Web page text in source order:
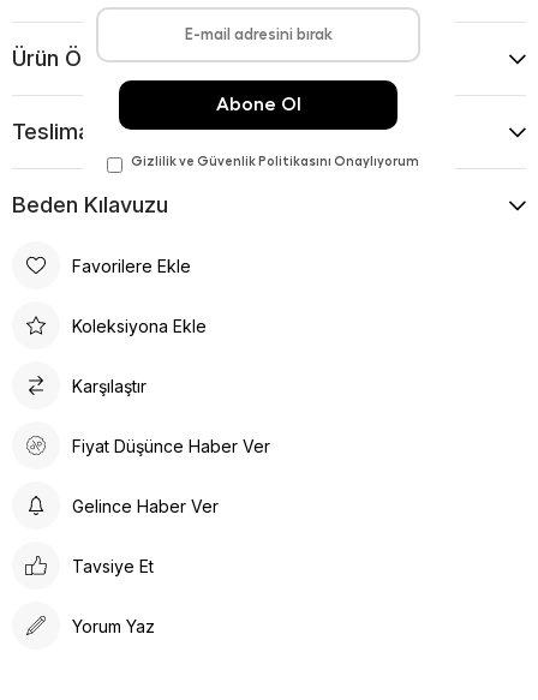
Ürün Önerileri
Teslimat Ve İade Koşulları
Beden Kılavuzu
Favorilere Ekle
Koleksiyona Ekle
Karşılaştır
Fiyat Düşünce Haber Ver
Gelince Haber Ver
Tavsiye Et
Yorum Yaz